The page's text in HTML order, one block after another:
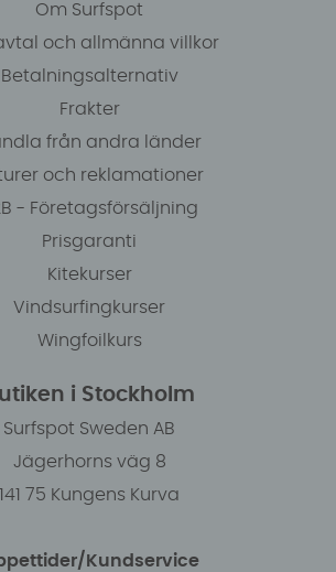
Om Surfspot
och allmänna villkor
Betalningsalternativ
Frakter
från andra länder
och reklamationer
- Företagsförsäljning
Prisgaranti
Kitekurser
Vindsurfingkurser
Wingfoilkurs
i Stockholm
Surfspot Sweden AB
Jägerhorns väg 8
141 75 Kungens Kurva
Kundservice